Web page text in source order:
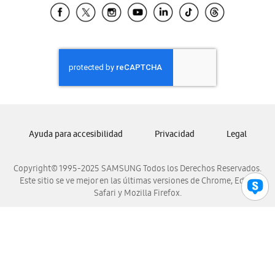
Samsung El Salvador
Samsung Honduras
Samsung Nicaragua
Samsung Panamá
Samsung Venezuela
Copyright© 1995-2025 SAMSUNG Todos los Derechos Reservados.
Este sitio se ve mejor en las últimas versiones de Chrome, Edge,
Safari y Mozilla Firefox.
Ayuda para accesibilidad Privacidad Legal